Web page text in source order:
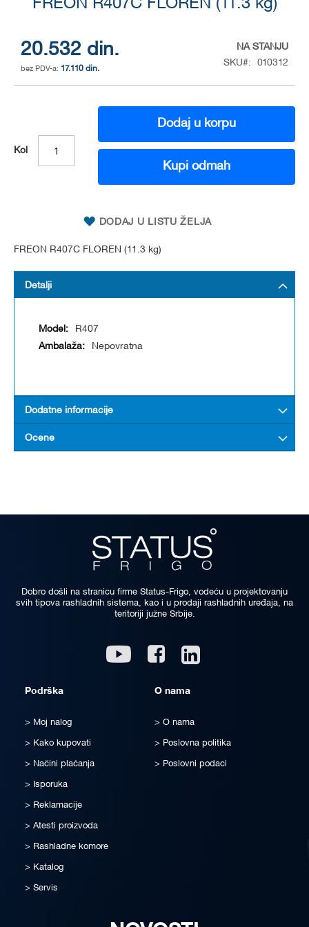
FREON R407C FLOREN (11.3 kg)
20.532 din.
17.110 din.
NA STANJU
SKU
010312
Kol
Dodaj u korpu
Kupi odmah
DODAJ U LISTU ŽELJA
FREON R407C FLOREN (11.3 kg)
of
the
images
gallery
Detalji
R407
Nepovratna
Dodatne informacije
Ocene
Dobro došli na stranicu firme Status-Frigo, vodeću u projektovanju
svih tipova rashladnih sistema, kao i u prodaji rashladnih uređaja, na
teritoriji južne Srbije.
Youtube Facebook
Podrška
Moj nalog
Kako kupovati
Načini plaćanja
Isporuka
Reklamacije
Atesti proizvoda
Rashladne komore
Katalog
Servis
O nama
O nama
Poslovna politika
Poslovni podaci